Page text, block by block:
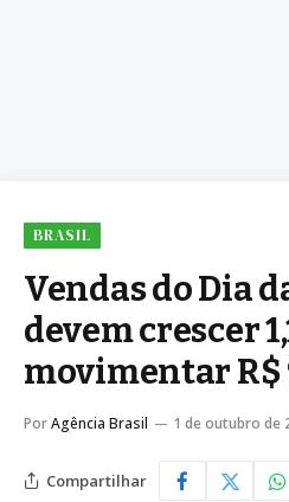
BRASIL
Vendas do Dia
devem crescer
movimentar R$
PorAgência Brasil 1 de outubro de
Compartilhar